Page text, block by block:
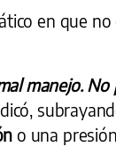
en que no
manejo.
o una